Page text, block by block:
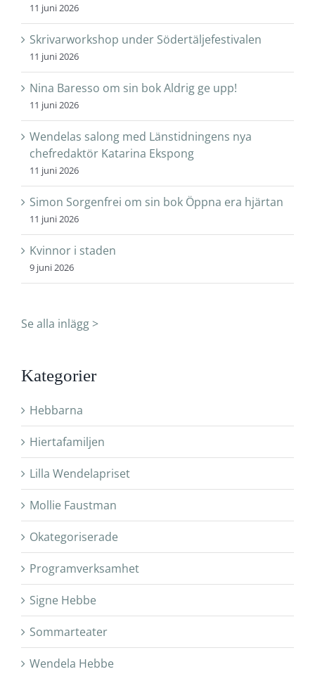
11 juni 2026
Skrivarworkshop under Södertäljefestivalen
11 juni 2026
Nina Baresso om sin bok Aldrig ge upp!
11 juni 2026
Wendelas salong med Länstidningens nya
chefredaktör Katarina Ekspong
11 juni 2026
Simon Sorgenfrei om sin bok Öppna era hjärtan
11 juni 2026
Kvinnor i staden
9 juni 2026
Se alla inlägg >
Kategorier
Hebbarna
Hiertafamiljen
Lilla Wendelapriset
Mollie Faustman
Okategoriserade
Programverksamhet
Signe Hebbe
Sommarteater
Wendela Hebbe